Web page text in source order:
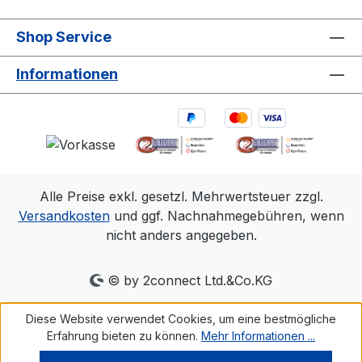
Shop Service
Informationen
Alle Preise exkl. gesetzl. Mehrwertsteuer zzgl.
Versandkostenund ggf. Nachnahmegebühren, wenn
nicht anders angegeben.
© by 2connect Ltd.&Co.KG
Diese Website verwendet Cookies, um eine bestmögliche
Erfahrung bieten zu können. Mehr Informationen ...